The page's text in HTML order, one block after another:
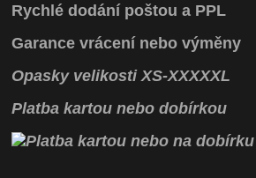
Rychlé dodání poštou a PPL
Garance vrácenínebo výměny
OpaskyvelikostiXS-XXXXXL
Platba kartou nebo dobírkou